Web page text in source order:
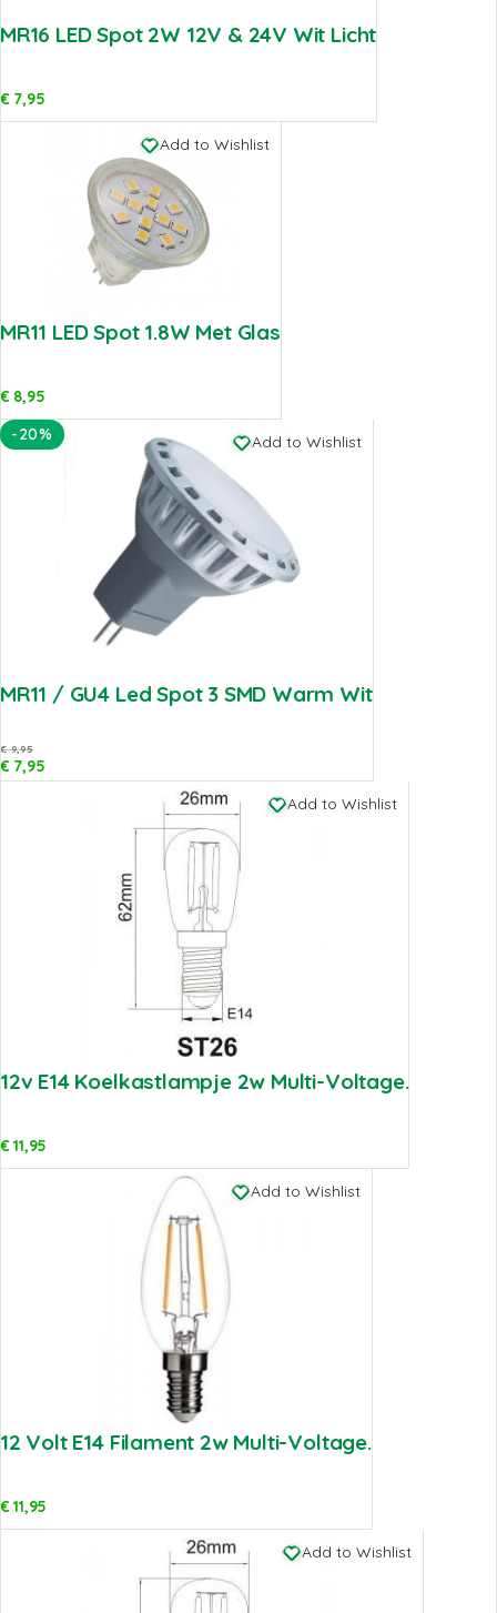
MR16 LED Spot 2W 12V & 24V Wit Licht
€7,95
Add to Wishlist
MR11 LED Spot 1.8W Met Glas
€8,95
-20%
Add to Wishlist
MR11 / GU4 Led Spot 3 SMD Warm Wit
€9,95
€7,95
Add to Wishlist
12v E14 Koelkastlampje 2w Multi-Voltage.
€11,95
Add to Wishlist
12 Volt E14 Filament 2w Multi-Voltage.
€11,95
Add to Wishlist